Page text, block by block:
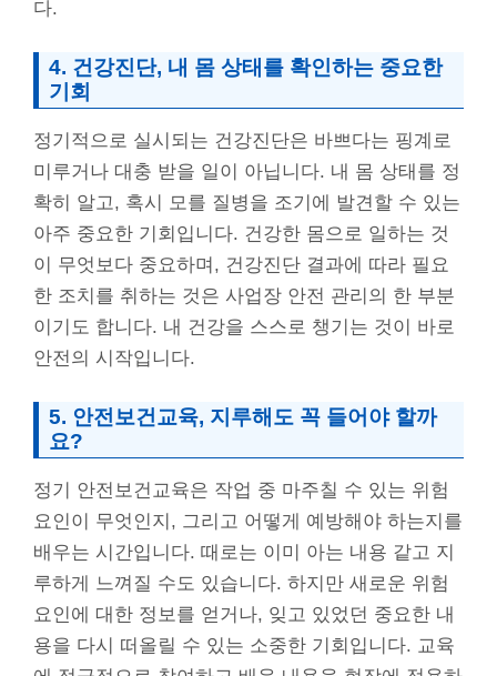
다.
4. 건강진단, 내 몸 상태를 확인하는 중요한
기회
정기적으로 실시되는 건강진단은 바쁘다는 핑계로
미루거나 대충 받을 일이 아닙니다. 내 몸 상태를 정
확히 알고, 혹시 모를 질병을 조기에 발견할 수 있는
아주 중요한 기회입니다. 건강한 몸으로 일하는 것
이 무엇보다 중요하며, 건강진단 결과에 따라 필요
한 조치를 취하는 것은 사업장 안전 관리의 한 부분
이기도 합니다. 내 건강을 스스로 챙기는 것이 바로
안전의 시작입니다.
5. 안전보건교육, 지루해도 꼭 들어야 할까
요?
정기 안전보건교육은 작업 중 마주칠 수 있는 위험
요인이 무엇인지, 그리고 어떻게 예방해야 하는지를
배우는 시간입니다. 때로는 이미 아는 내용 같고 지
루하게 느껴질 수도 있습니다. 하지만 새로운 위험
요인에 대한 정보를 얻거나, 잊고 있었던 중요한 내
용을 다시 떠올릴 수 있는 소중한 기회입니다. 교육